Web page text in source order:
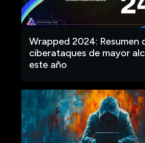
Wrapped 2024: Resumen
ciberataques de mayor
este año